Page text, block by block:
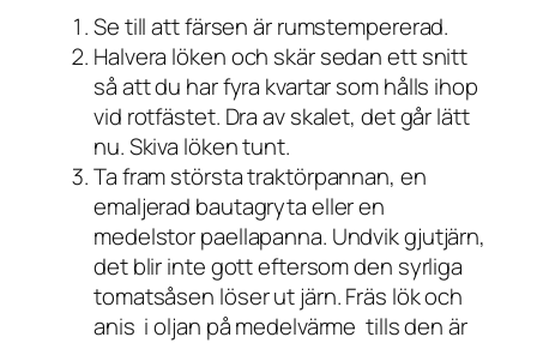
Se till att färsen är rumstempererad.
Halvera löken och skär sedan ett snitt
så att du har fyra kvartar som hålls ihop
vid rotfästet. Dra av skalet, det går lätt
nu. Skiva löken tunt.
Ta fram största traktörpannan, en
emaljerad bautagryta eller en
medelstor paellapanna. Undvik gjutjärn,
det blir inte gott eftersom den syrliga
tomatsåsen löser ut järn. Fräs lök och
anis i oljan på medelvärme tills den är